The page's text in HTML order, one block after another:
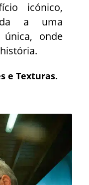
icónico,
a uma
única, onde
e Texturas.